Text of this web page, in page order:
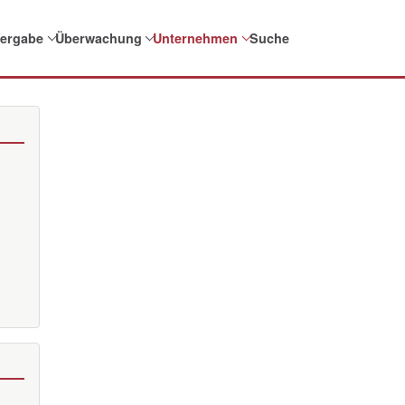
Überwachung Unternehmen Suche